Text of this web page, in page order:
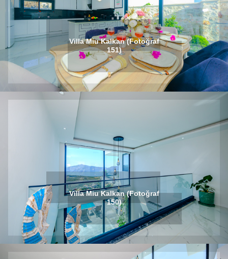
Villa Miu Kalkan (Fotoğraf
151)
Villa Miu Kalkan (Fotoğraf
150)